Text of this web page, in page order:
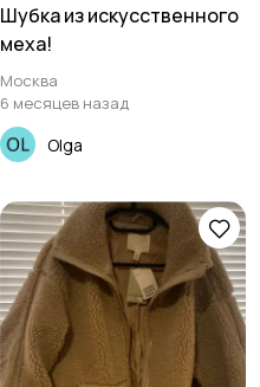
Шубка из искусственного
меха!
Москва
6 месяцев назад
Olga